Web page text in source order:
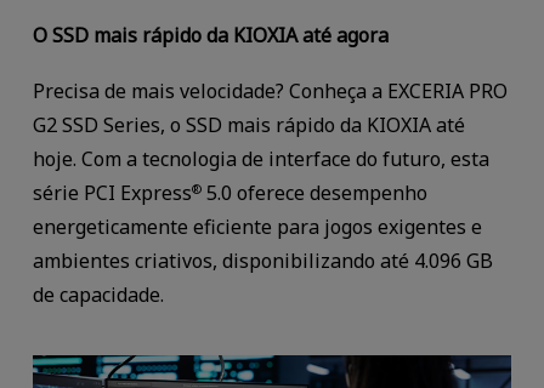
O SSD mais rápido da KIOXIA até agora
Precisa de mais velocidade? Conheça a EXCERIA PRO
G2 SSD Series, o SSD mais rápido da KIOXIA até
hoje. Com a tecnologia de interface do futuro, esta
série PCI Express®5.0 oferece desempenho
energeticamente eficiente para jogos exigentes e
ambientes criativos, disponibilizando até 4.096 GB
de capacidade.